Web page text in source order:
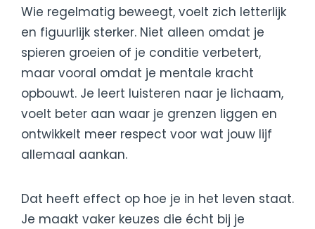
Wie regelmatig beweegt, voelt zich letterlijk
en figuurlijk sterker. Niet alleen omdat je
spieren groeien of je conditie verbetert,
maar vooral omdat je mentale kracht
opbouwt. Je leert luisteren naar je lichaam,
voelt beter aan waar je grenzen liggen en
ontwikkelt meer respect voor wat jouw lijf
allemaal aankan.
Dat heeft effect op hoe je in het leven staat.
Je maakt vaker keuzes die écht bij je